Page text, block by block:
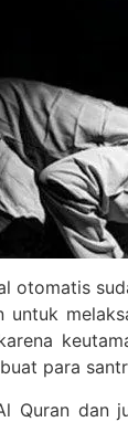
otomatis
untuk
para
Quran dan